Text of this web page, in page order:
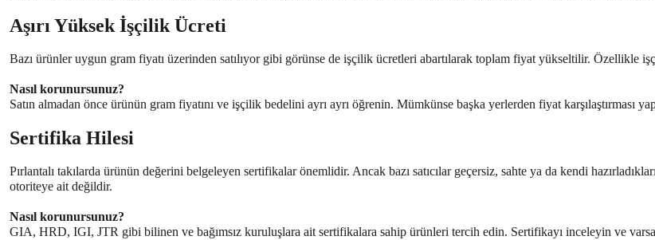
Aşırı Yüksek İşçilik Ücreti
Bazı ürünler uygun gram fiyatı üzerinden satılıyor gibi görünse de işçilik ücretleri abartılarak toplam fiyat yükseltilir. Özellikle
Nasıl korunursunuz?
Satın almadan önce ürünün gram fiyatını ve işçilik bedelini ayrı ayrı öğrenin. Mümkünse başka yerlerden fiyat karşılaştırması
Sertifika Hilesi
Pırlantalı takılarda ürünün değerini belgeleyen sertifikalar önemlidir. Ancak bazı satıcılar geçersiz, sahte ya da kendi
otoriteye ait değildir.
Nasıl korunursunuz?
GIA, HRD, IGI, JTR gibi bilinen ve bağımsız kuruluşlara ait sertifikalara sahip ürünleri tercih edin. Sertifikayı inceleyin ve varsa